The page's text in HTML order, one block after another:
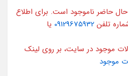
حاضر ناموجود است. برای اطلاع
تلفن 09129675932 یا
موجود در سایت، بر روی لینک
موجود